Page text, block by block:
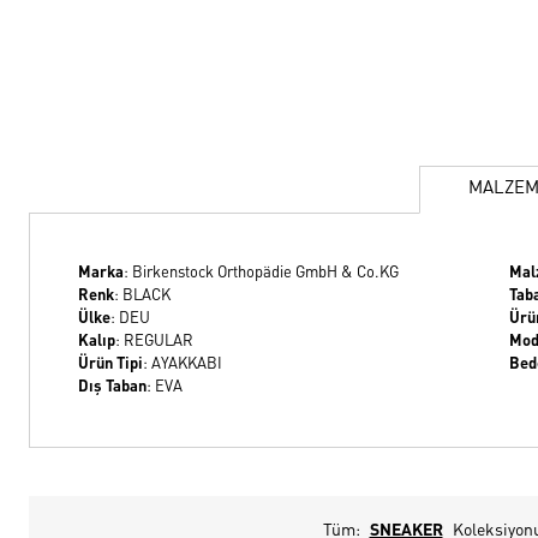
Marka: Birkenstock Orthopädie GmbH & Co.KG
Renk: BLACK
Ülke: DEU
Kalıp: REGULAR
Ürün Tipi: AYAKKABI
Dış Taban: EVA
Tüm: SNEAKER